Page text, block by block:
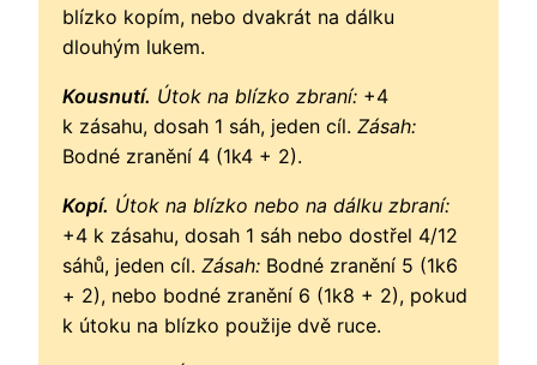
blízko kopím, nebo dvakrát na dálku
dlouhým lukem.
Kousnutí. Útok na blízko zbraní: +4
k zásahu, dosah 1 sáh, jeden cíl. Zásah:
Bodné zranění 4 (1k4 + 2).
Kopí. Útok na blízko nebo na dálku zbraní:
+4 k zásahu, dosah 1 sáh nebo dostřel 4/12
sáhů, jeden cíl. Zásah: Bodné zranění 5 (1k6
+ 2), nebo bodné zranění 6 (1k8 + 2), pokud
k útoku na blízko použije dvě ruce.